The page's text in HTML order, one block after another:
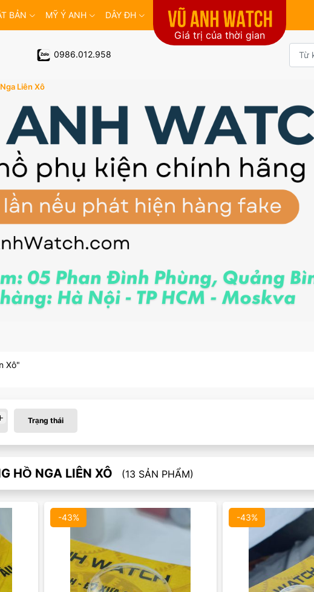
BẢN MỸ Ý ANH DÂY ĐH
Giá trị của thời gian
0986.012.958
Liên Xô
Xô"
Trạng thái
HỒ NGA LIÊN XÔ (13 SẢN PHẨM)
-43% -43%